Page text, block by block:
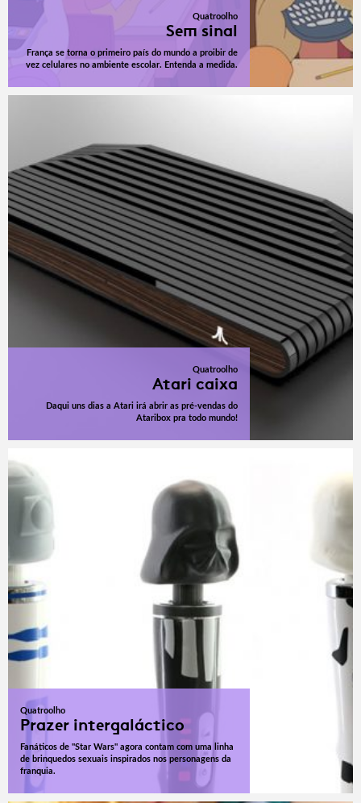
Quatroolho
Sem sinal
França se torna o primeiro país do mundo a proibir de
vez celulares no ambiente escolar. Entenda a medida.
Quatroolho
Atari caixa
Daqui uns dias a Atari irá abrir as pré-vendas do
Ataribox pra todo mundo!
Quatroolho
Prazer intergaláctico
Fanáticos de "Star Wars" agora contam com uma linha
de brinquedos sexuais inspirados nos personagens da
franquia.